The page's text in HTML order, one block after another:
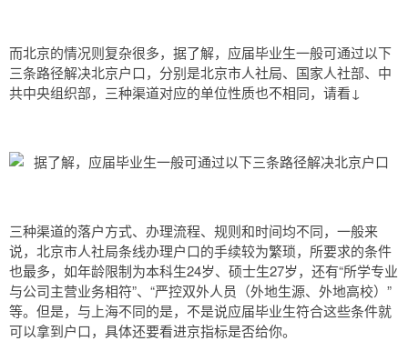
而北京的情况则复杂很多，据了解，应届毕业生一般可通过以下
三条路径解决北京户口，分别是北京市人社局、国家人社部、中
共中央组织部，三种渠道对应的单位性质也不相同，请看↓
三种渠道的落户方式、办理流程、规则和时间均不同，一般来
说，北京市人社局条线办理户口的手续较为繁琐，所要求的条件
也最多，如年龄限制为本科生24岁、硕士生27岁，还有“所学专业
与公司主营业务相符”、“严控双外人员（外地生源、外地高校）”
等。但是，与上海不同的是，不是说应届毕业生符合这些条件就
可以拿到户口，具体还要看进京指标是否给你。